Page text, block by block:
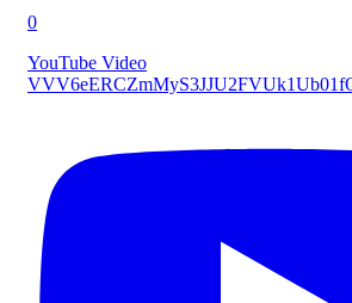
0
YouTube Video